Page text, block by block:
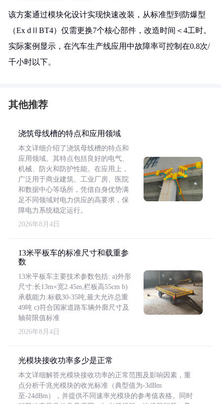
该方案通过模块化设计实现快速改装，从标准型到防爆型
（Ex dⅡBT4）仅需更换7个核心部件，改造时间＜4工时。
实际案例显示，在汽车生产线应用中故障率可控制在0.8次/
千小时以下。
其他推荐
浇筑母线槽的特点和应用领域
本文详细介绍了浇筑母线槽的特点和
应用领域。其特点包括良好的电气、
机械、防火和防护性能。在应用上，
广泛用于商业建筑、工业厂房、医院
和数据中心等场所，凭借自身优势满
足不同领域对电力供应的高要求，保
障电力系统稳定运行。
2026年8月4日
13米平板车的标准尺寸和载重参
数
13米平板车主要技术参数包括: a)外形
尺寸:长13m×宽2.45m,栏板高55cm b)
承载能力:标载30-35吨,最大允许总重
49吨 c)符合国家道路车辆外廓尺寸及
轴荷限值标准
2026年8月4日
光模块接收功率多少是正常
本文详细解答光模块接收功率的正常范围及影响因素，重
点分析千兆光模块的收光标准（典型值为-3dBm
至-24dBm），并提供不同速率光模块的参考值表格。同时